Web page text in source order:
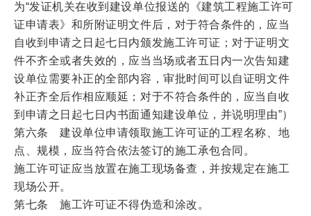
为“发证机关在收到建设单位报送的《建筑工程施工许可
证申请表》和所附证明文件后，对于符合条件的，应当
自收到申请之日起七日内颁发施工许可证；对于证明文
件不齐全或者失效的，应当当场或者五日内一次告知建
设单位需要补正的全部内容，审批时间可以自证明文件
补正齐全后作相应顺延；对于不符合条件的，应当自收
到申请之日起七日内书面通知建设单位，并说明理由”）
第六条 建设单位申请领取施工许可证的工程名称、地
点、规模，应当符合依法签订的施工承包合同。
施工许可证应当放置在施工现场备查，并按规定在施工
现场公开。
第七条 施工许可证不得伪造和涂改。